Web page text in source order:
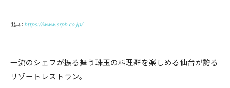
出典 : https://www.srph.co.jp/
一流のシェフが振る舞う珠玉の料理群を楽しめる仙台が誇る
リゾートレストラン。